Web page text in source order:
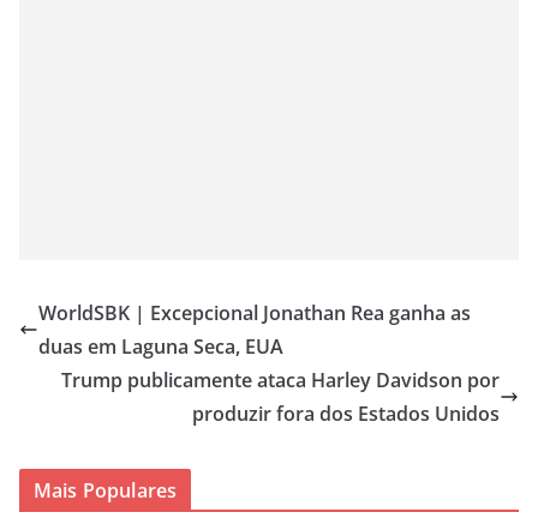
WorldSBK | Excepcional Jonathan Rea ganha as
duas em Laguna Seca, EUA
Trump publicamente ataca Harley Davidson por
produzir fora dos Estados Unidos
Mais Populares